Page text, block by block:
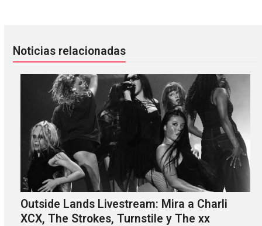
Noticias relacionadas
Outside Lands Livestream: Mira a Charli
XCX, The Strokes, Turnstile y The xx